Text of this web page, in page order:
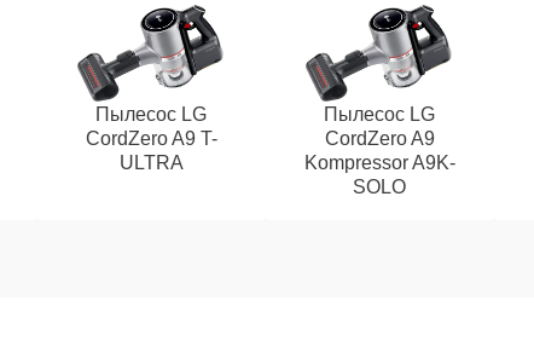
Пылесос LG
CordZero A9 T-
ULTRA
Пылесос LG
CordZero A9
Kompressor A9K-
SOLO